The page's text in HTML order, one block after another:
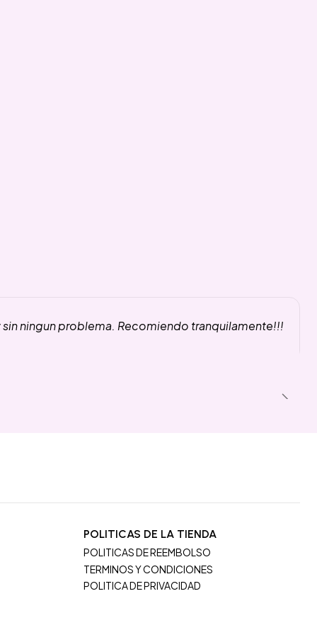
ningun problema. Recomiendo tranquilamente!!!
POLITICAS DE LA TIENDA
POLITICAS DE REEMBOLSO
TERMINOS Y CONDICIONES
POLITICA DE PRIVACIDAD